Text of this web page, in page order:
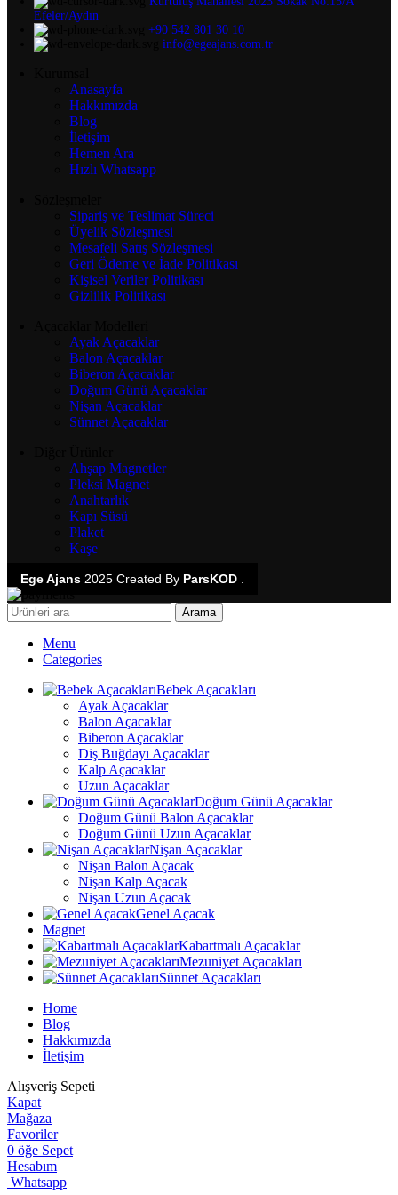
Efeler/Aydın
+90 542 801 30 10
info@egeajans.com.tr
Anasayfa
Hakkımızda
Blog
İletişim
Hemen Ara
Hızlı Whatsapp
Sipariş ve Teslimat Süreci
Üyelik Sözleşmesi
Mesafeli Satış Sözleşmesi
Geri Ödeme ve İade Politikası
Kişisel Veriler Politikası
Gizlilik Politikası
Ayak Açacaklar
Balon Açacaklar
Biberon Açacaklar
Doğum Günü Açacaklar
Nişan Açacaklar
Sünnet Açacaklar
Ahşap Magnetler
Pleksi Magnet
Anahtarlık
Kapı Süsü
Plaket
Kaşe
Ege Ajans 2025 Created By ParsKOD .
Arama
Menu
Categories
Bebek Açacakları
Ayak Açacaklar
Balon Açacaklar
Biberon Açacaklar
Diş Buğdayı Açacaklar
Kalp Açacaklar
Uzun Açacaklar
Doğum Günü Açacaklar
Doğum Günü Balon Açacaklar
Doğum Günü Uzun Açacaklar
Nişan Açacaklar
Nişan Balon Açacak
Nişan Kalp Açacak
Nişan Uzun Açacak
Genel Açacak
Magnet
Kabartmalı Açacaklar
Mezuniyet Açacakları
Sünnet Açacakları
Home
Blog
Hakkımızda
İletişim
Alışveriş Sepeti
Kapat
Mağaza
Favoriler
0 öğe Sepet
Hesabım
Whatsapp